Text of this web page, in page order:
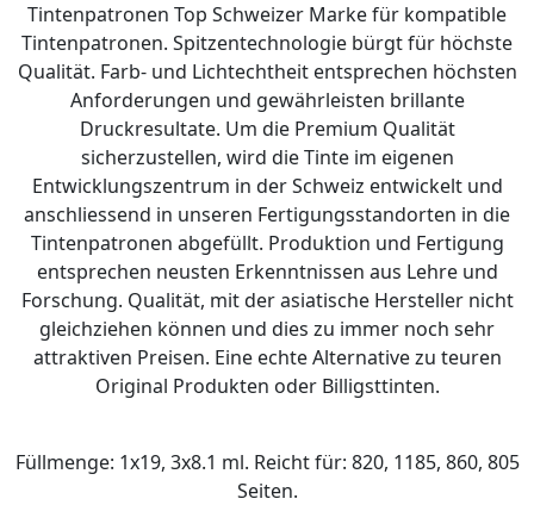
Tintenpatronen Top Schweizer Marke für kompatible
Tintenpatronen. Spitzentechnologie bürgt für höchste
Qualität. Farb- und Lichtechtheit entsprechen höchsten
Anforderungen und gewährleisten brillante
Druckresultate. Um die Premium Qualität
sicherzustellen, wird die Tinte im eigenen
Entwicklungszentrum in der Schweiz entwickelt und
anschliessend in unseren Fertigungsstandorten in die
Tintenpatronen abgefüllt. Produktion und Fertigung
entsprechen neusten Erkenntnissen aus Lehre und
Forschung. Qualität, mit der asiatische Hersteller nicht
gleichziehen können und dies zu immer noch sehr
attraktiven Preisen. Eine echte Alternative zu teuren
Original Produkten oder Billigsttinten.
Füllmenge: 1x19, 3x8.1 ml. Reicht für: 820, 1185, 860, 805
Seiten.